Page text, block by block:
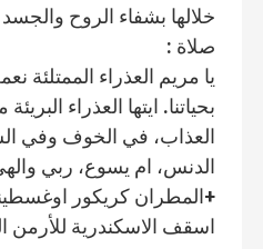
خلالها بشفاء الروح
صلاة :
يا مريم العذراء الممتلئة
بحياتنا. ايتها العذراء
العذاب، في الخوف وفي
الدنس، ام يسوع، ربي
+المطران كريكور
اسقف الاسكندرية للأرمن